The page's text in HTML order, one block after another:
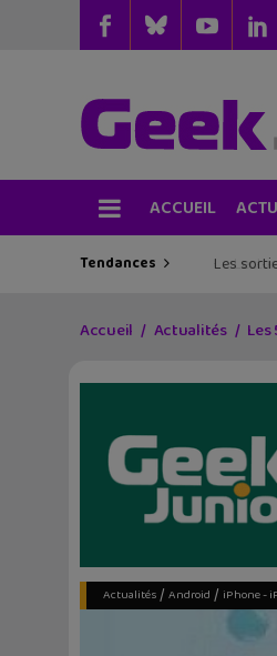
ACCUEIL
Tendances Les
Accueil Actualités
Actualités/ Android / iPhone -